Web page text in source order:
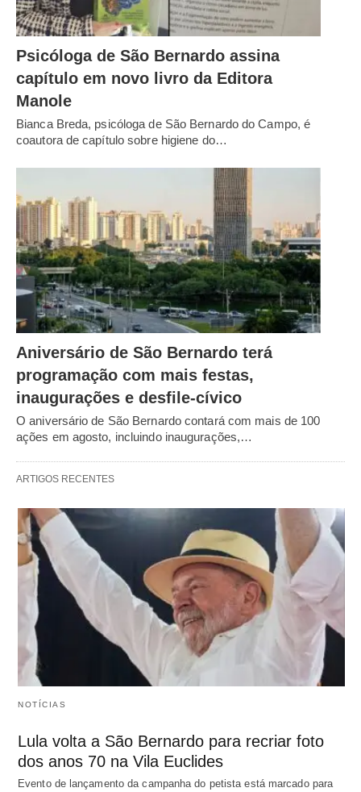
Psicóloga de São Bernardo assina
capítulo em novo livro da Editora
Manole
Bianca Breda, psicóloga de São Bernardo do Campo, é
coautora de capítulo sobre higiene do…
Aniversário de São Bernardo terá
programação com mais festas,
inaugurações e desfile-cívico
O aniversário de São Bernardo contará com mais de 100
ações em agosto, incluindo inaugurações,…
ARTIGOS RECENTES
NOTÍCIAS
Lula volta a São Bernardo para recriar foto
dos anos 70 na Vila Euclides
Evento de lançamento da campanha do petista está marcado para